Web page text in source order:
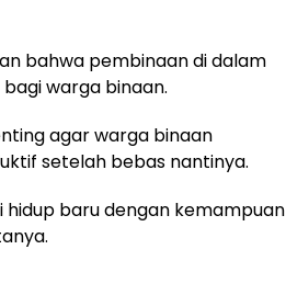
bahwa pembinaan di dalam
warga binaan.
agar warga binaan
setelah bebas nantinya.
hidup baru dengan kemampuan